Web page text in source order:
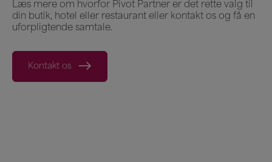
Læs mere om hvorfor Pivot Partner er det rette valg til
din butik, hotel eller restaurant eller kontakt os og få en
uforpligtende samtale.
Kontakt os